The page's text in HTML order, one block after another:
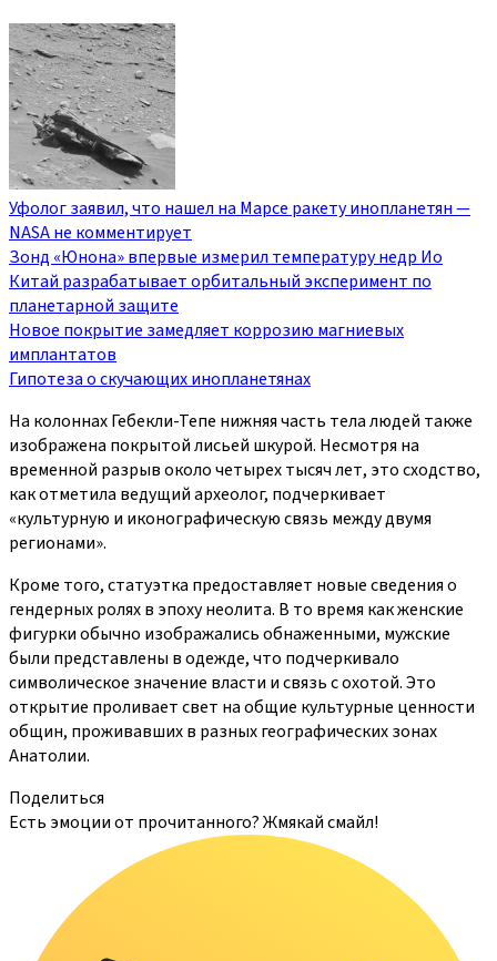
Уфолог заявил, что нашел на Марсе ракету инопланетян —
NASA не комментирует
Зонд «Юнона» впервые измерил температуру недр Ио
Китай разрабатывает орбитальный эксперимент по
планетарной защите
Новое покрытие замедляет коррозию магниевых
имплантатов
Гипотеза о скучающих инопланетянах
На колоннах Гебекли-Тепе нижняя часть тела людей также
изображена покрытой лисьей шкурой. Несмотря на
временной разрыв около четырех тысяч лет, это сходство,
как отметила ведущий археолог, подчеркивает
«культурную и иконографическую связь между двумя
регионами».
Кроме того, статуэтка предоставляет новые сведения о
гендерных ролях в эпоху неолита. В то время как женские
фигурки обычно изображались обнаженными, мужские
были представлены в одежде, что подчеркивало
символическое значение власти и связь с охотой. Это
открытие проливает свет на общие культурные ценности
общин, проживавших в разных географических зонах
Анатолии.
Поделиться
Есть эмоции от прочитанного? Жмякай смайл!